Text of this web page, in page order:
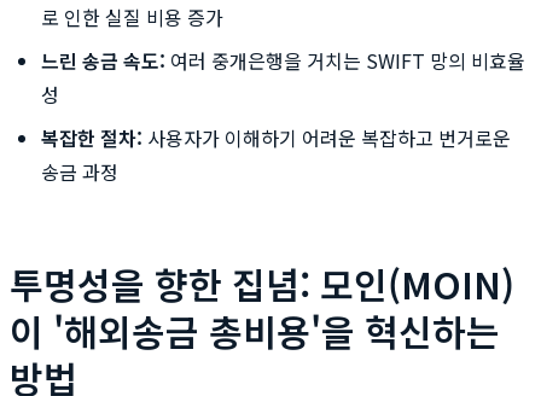
로 인한 실질 비용 증가
느린 송금 속도: 여러 중개은행을 거치는 SWIFT 망의 비효율
성
복잡한 절차: 사용자가 이해하기 어려운 복잡하고 번거로운
송금 과정
투명성을 향한 집념: 모인(MOIN)
이 '해외송금 총비용'을 혁신하는
방법